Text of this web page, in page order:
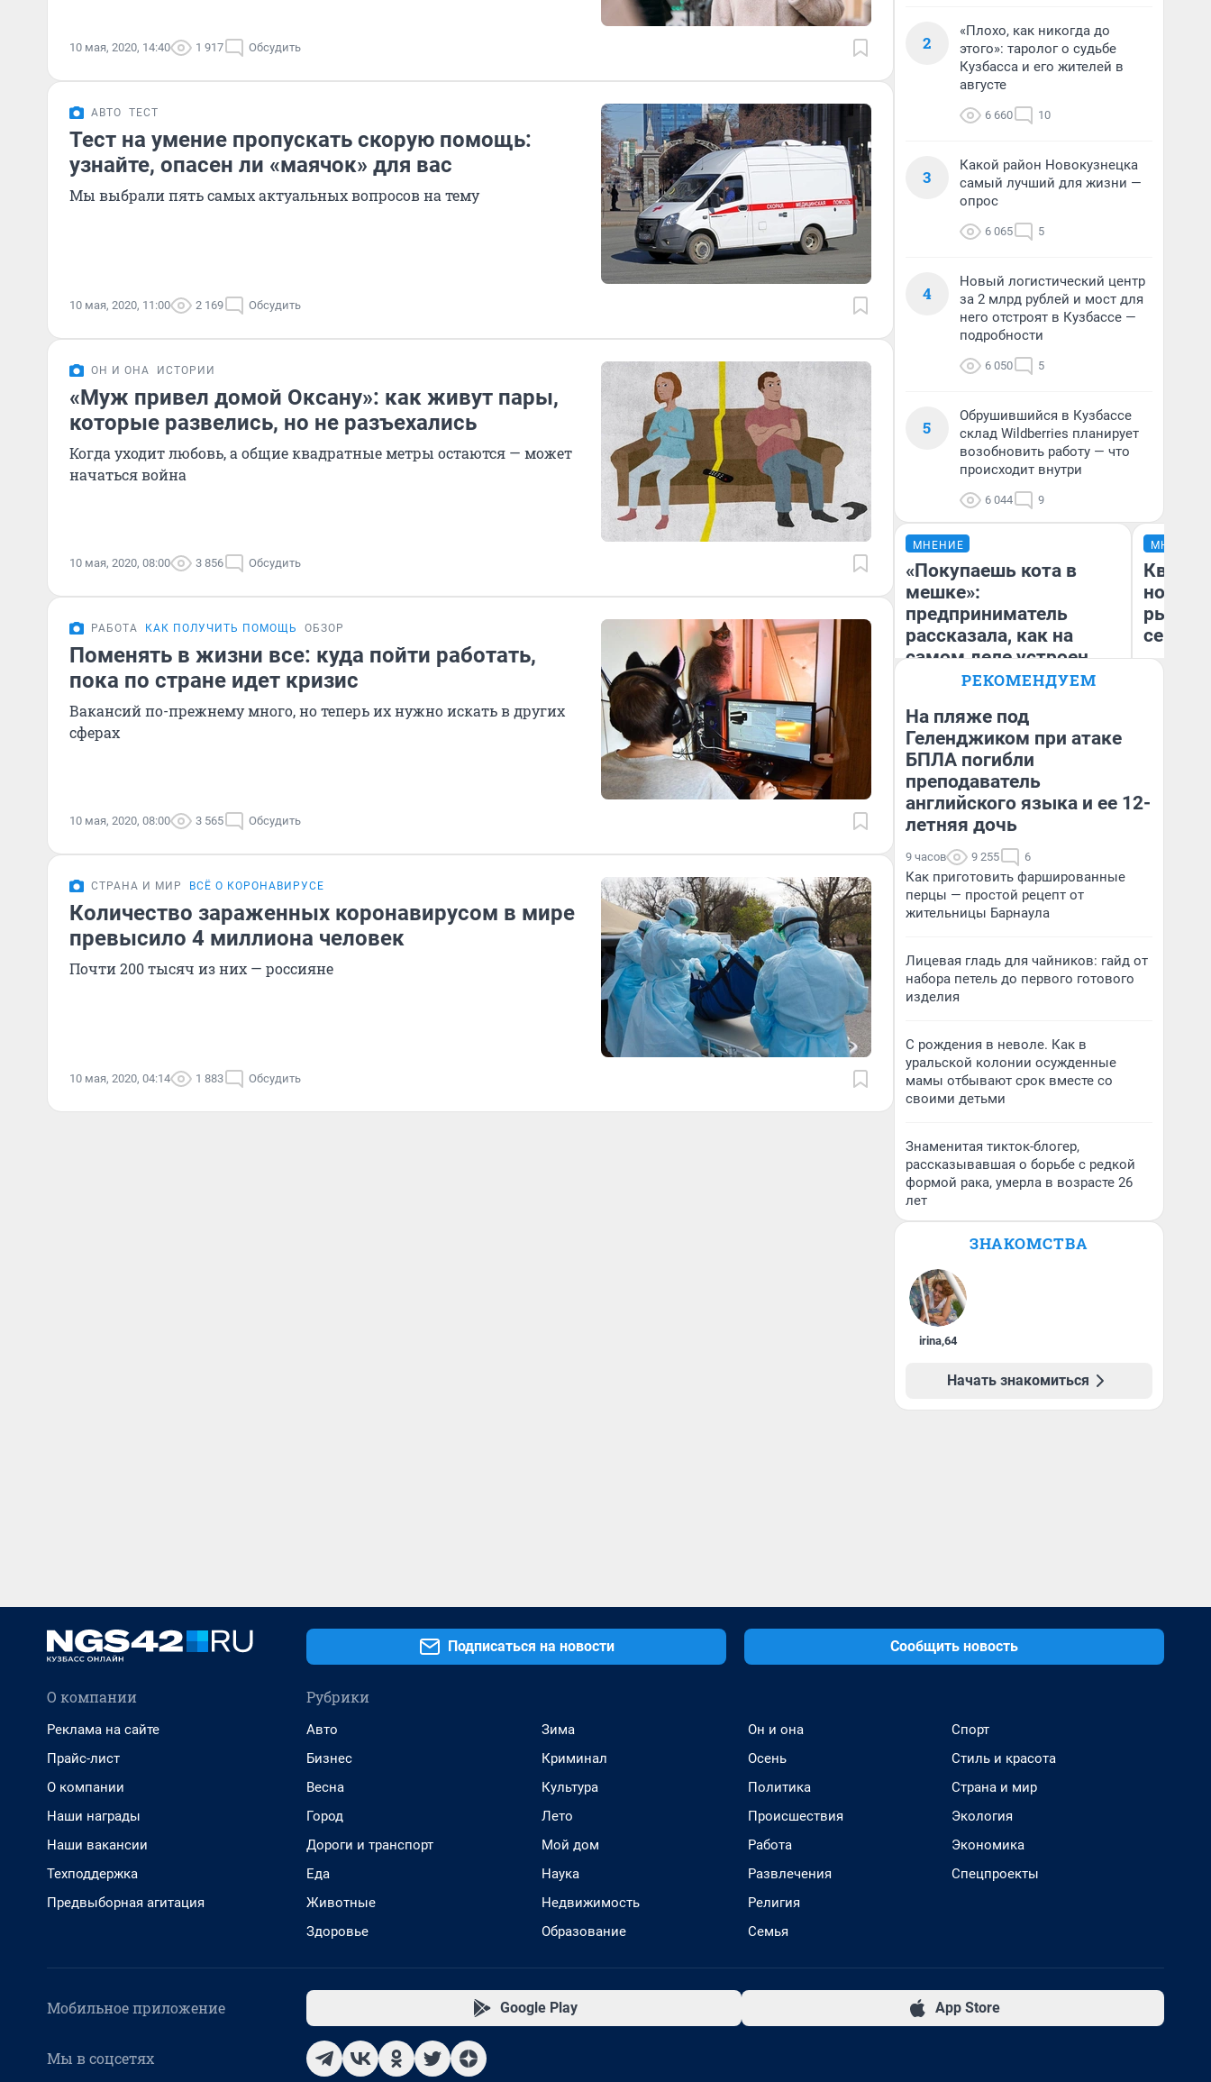
10 мая, 2020, 14:40 1 917 Обсудить
АВТО ТЕСТ
Тест на умение пропускать скорую помощь:
узнайте, опасен ли «маячок» для вас
Мы выбрали пять самых актуальных вопросов на тему
10 мая, 2020, 11:00 2 169 Обсудить
ОН И ОНА ИСТОРИИ
«Муж привел домой Оксану»: как живут пары,
которые развелись, но не разъехались
Когда уходит любовь, а общие квадратные метры остаются — может
начаться война
10 мая, 2020, 08:00 3 856 Обсудить
РАБОТА КАК ПОЛУЧИТЬ ПОМОЩЬ ОБЗОР
Поменять в жизни все: куда пойти работать,
пока по стране идет кризис
Вакансий по-прежнему много, но теперь их нужно искать в других
сферах
10 мая, 2020, 08:00 3 565 Обсудить
СТРАНА И МИР ВСЁ О КОРОНАВИРУСЕ
Количество зараженных коронавирусом в мире
превысило 4 миллиона человек
Почти 200 тысяч из них — россияне
10 мая, 2020, 04:14 1 883 Обсудить
2
«Плохо, как никогда до
этого»: таролог о судьбе
Кузбасса и его жителей в
августе
6 660 10
3
Какой район Новокузнецка
самый лучший для жизни —
опрос
6 065 5
4
Новый логистический центр
за 2 млрд рублей и мост для
него отстроят в Кузбассе —
подробности
6 050 5
5
Обрушившийся в Кузбассе
склад Wildberries планирует
возобновить работу — что
происходит внутри
6 044 9
МНЕНИЕ
«Покупаешь кота в
мешке»:
предприниматель
рассказала, как на
самом деле устроен
бизнес со складами
Наталья Шорохова
Открыла кофейную точку на
деньги соцразвития
МНЕНИЕ
но
рынок
РЕКОМЕНДУЕМ
На пляже под
Геленджиком при атаке
БПЛА погибли
преподаватель
английского языка и ее 12-
летняя дочь
9 часов 9 255 6
Как приготовить фаршированные
перцы — простой рецепт от
жительницы Барнаула
Лицевая гладь для чайников: гайд от
набора петель до первого готового
изделия
С рождения в неволе. Как в
уральской колонии осужденные
мамы отбывают срок вместе со
своими детьми
Знаменитая тикток-блогер,
рассказывавшая о борьбе с редкой
формой рака, умерла в возрасте 26
лет
ЗНАКОМСТВА
irina,64
Начать знакомиться
Подписаться на новости Сообщить новость
О компании
Реклама на сайте
Прайс-лист
О компании
Наши награды
Наши вакансии
Техподдержка
Предвыборная агитация
Рубрики
Авто
Бизнес
Весна
Город
Дороги и транспорт
Еда
Животные
Здоровье
Зима
Криминал
Культура
Лето
Мой дом
Наука
Недвижимость
Образование
Он и она
Осень
Политика
Происшествия
Работа
Развлечения
Религия
Семья
Спорт
Стиль и красота
Страна и мир
Экология
Экономика
Спецпроекты
Мобильное приложение Google Play App Store
Мы в соцсетях